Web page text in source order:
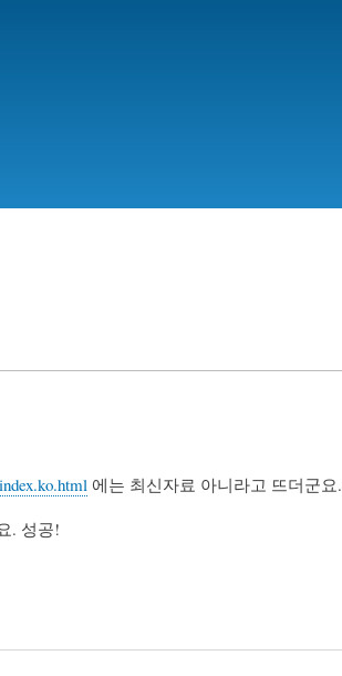
에는 최신자료 아니라고 뜨더군요.
. 성공!